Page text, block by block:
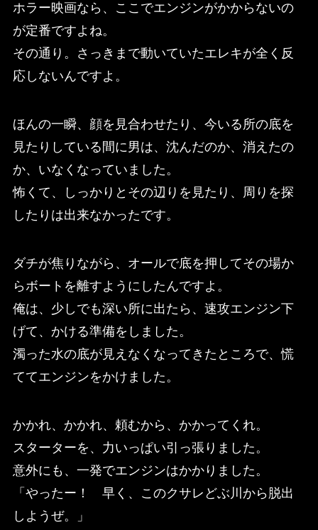
ホラー映画なら、ここでエンジンがかからないの
が定番ですよね。
その通り。さっきまで動いていたエレキが全く反
応しないんですよ。
ほんの一瞬、顔を見合わせたり、今いる所の底を
見たりしている間に男は、沈んだのか、消えたの
か、いなくなっていました。
怖くて、しっかりとその辺りを見たり、周りを探
したりは出来なかったです。
ダチが焦りながら、オールで底を押してその場か
らボートを離すようにしたんですよ。
俺は、少しでも深い所に出たら、速攻エンジン下
げて、かける準備をしました。
濁った水の底が見えなくなってきたところで、慌
ててエンジンをかけました。
かかれ、かかれ、頼むから、かかってくれ。
スターターを、力いっぱい引っ張りました。
意外にも、一発でエンジンはかかりました。
「やったー！ 早く、このクサレどぶ川から脱出
しようぜ。」